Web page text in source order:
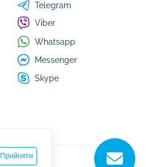
Telegram
Viber
Whatsapp
Messenger
Skype
Прийняти